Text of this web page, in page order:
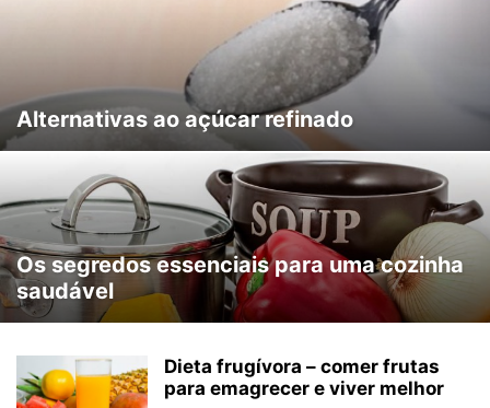
Alternativas ao açúcar refinado
Os segredos essenciais para uma cozinha
saudável
Dieta frugívora – comer frutas
para emagrecer e viver melhor